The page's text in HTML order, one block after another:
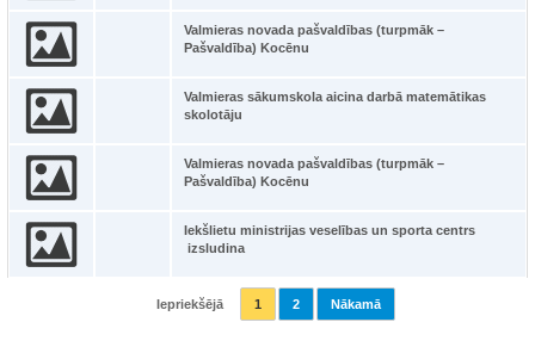
Valmieras novada pašvaldības (turpmāk –
Pašvaldība) Kocēnu
Valmieras sākumskola aicina darbā matemātikas
skolotāju
Valmieras novada pašvaldības (turpmāk –
Pašvaldība) Kocēnu
Iekšlietu ministrijas veselības un sporta centrs
izsludina
Iepriekšējā 1 2 Nākamā